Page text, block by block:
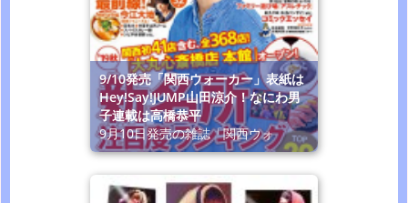
9/10発売「関西ウォーカー」表紙は
Hey!Say!JUMP山田涼介！なにわ男
子連載は高橋恭平
9月10日発売の雑誌「関西ウォ